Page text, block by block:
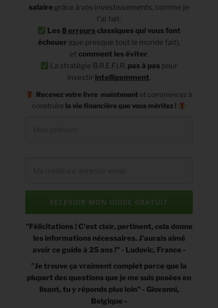
salaire grâce à vos investissements, comme je
l'ai fait.
Les 8 erreurs classiques qui vous font
échouer (que presque tout le monde fait),
et comment les éviter.
La stratégie B.R.E.F.I.R. pas à pas pour
investir intelligemment.
Recevez votre livre maintenant et commencez à
construire la vie financière que vous méritez !
RECEVOIR MON GUIDE GRATUIT
"Félicitations ! C'est clair, pertinent, cela donne
les informations nécessaires. J'aurais aimé
avoir ce guide à 25 ans !" - Ludovic, France -
"Je trouve ça vraiment complet parce que la
plupart des questions que je me suis posées en
lisant, tu y réponds plus loin" - Giovanni,
Belgique -